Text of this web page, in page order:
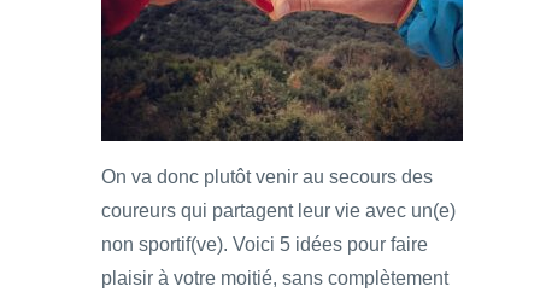
On va donc plutôt venir au secours des
coureurs qui partagent leur vie avec un(e)
non sportif(ve). Voici 5 idées pour faire
plaisir à votre moitié, sans complètement